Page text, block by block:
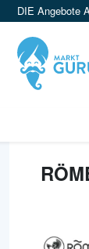
DIE Angebote